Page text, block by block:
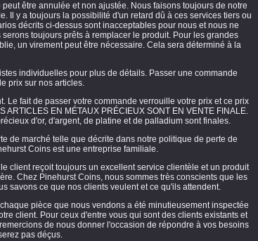
être annulée et non ajustée. Nous faisons toujours de notre
Il y a toujours la possibilité d'un retard dû à ces services tiers ou
décrits ci-dessus sont inacceptables pour nous et nous ne
toujours prêts à remplacer le produit. Pour les grandes
un virement peut être nécessaire. Cela sera déterminé à la
individuelles pour plus de détails. Passer une commande
prix sur nos articles.
Le fait de passer votre commande verrouille votre prix et ce prix
EN MÉTAUX PRÉCIEUX SONT EN VENTE FINALE.
d'or, d'argent, de platine et de palladium sont finales.
de marché telle que décrite dans notre politique de perte de
Coins est une entreprise familiale.
client reçoit toujours un excellent service clientèle et un produit
Chez Pinehurst Coins, nous sommes très conscients que les
savons ce que nos clients veulent et ce qu'ils attendent.
pièce que nous vendons a été minutieusement inspectée
client. Pour ceux d'entre vous qui sont des clients existants et
de nous donner l'occasion de répondre à vos besoins
pas déçus.